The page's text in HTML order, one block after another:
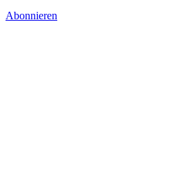
Abonnieren